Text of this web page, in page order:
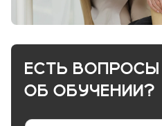
ЕСТЬ ВОПРОСЫ
ОБ ОБУЧЕНИИ?